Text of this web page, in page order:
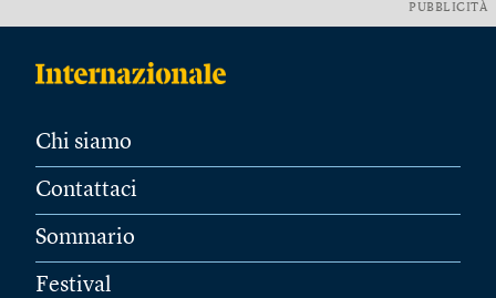
PUBBLICITÀ
Chi siamo
Contattaci
Sommario
Festival